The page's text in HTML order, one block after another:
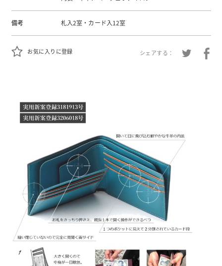
備考 札入2室・カード入12室
お気に入りに登録 シェアする：